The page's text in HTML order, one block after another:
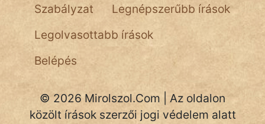
Szabályzat
Legnépszerűbb írások
Legolvasottabb írások
Belépés
© 2026 Mirolszol.Com | Az oldalon
közölt írások szerzői jogi védelem alatt